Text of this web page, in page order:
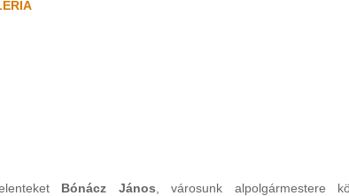
Bónácz János , városunk alpolgármestere